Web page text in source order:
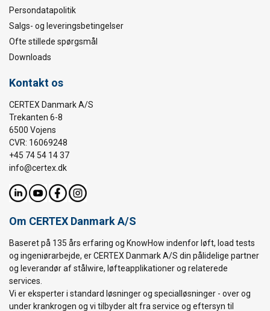
Persondatapolitik
Salgs- og leveringsbetingelser
Ofte stillede spørgsmål
Downloads
Kontakt os
CERTEX Danmark A/S
Trekanten 6-8
6500 Vojens
CVR: 16069248
+45 74 54 14 37
info@certex.dk
Om CERTEX Danmark A/S
Baseret på 135 års erfaring og KnowHow indenfor løft, load tests
og ingeniørarbejde, er CERTEX Danmark A/S din pålidelige partner
og leverandør af stålwire, løfteapplikationer og relaterede
services.
Vi er eksperter i standard løsninger og specialløsninger - over og
under krankrogen og vi tilbyder alt fra service og eftersyn til